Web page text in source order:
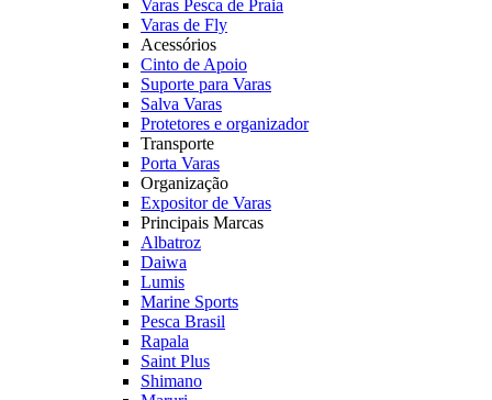
Varas Pesca de Praia
Varas de Fly
Acessórios
Cinto de Apoio
Suporte para Varas
Salva Varas
Protetores e organizador
Transporte
Porta Varas
Organização
Expositor de Varas
Principais Marcas
Albatroz
Daiwa
Lumis
Marine Sports
Pesca Brasil
Rapala
Saint Plus
Shimano